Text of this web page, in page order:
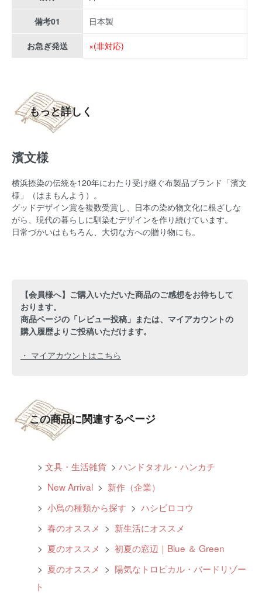
備考01 日本製
お急ぎ発送 ×(非対応)
もっと詳しく
濱文様
横浜捺染の伝統を120年にわたり受け継ぐ布製品ブランド「濱文
様」（はまもんよう）。
グッドデザイン賞を複数受賞し、日本の染め物文化に根ざしな
がら、現代の暮らしに馴染むデザインを作り続けています。
日常づかいはもちろん、大切な方への贈り物にも。
【会員様へ】ご購入いただいた商品のご感想をお待ちして
おります。
商品ページの「レビュー投稿」または、マイアカウントの
購入履歴よりご投稿いただけます。
・ マイアカウントはこちら
この商品に関連するページ
> 文具・生活雑貨 > ハンドタオル・ハンカチ
> New Arrival > 新作（企業）
> 小鳥の種類から探す > ハシビロコウ
> 春のオススメ > 新生活にオススメ
> 夏のオススメ > 初夏の窓辺｜Blue ＆ Green
> 夏のオススメ > 陽気なトロピカル・バードリゾー
ト